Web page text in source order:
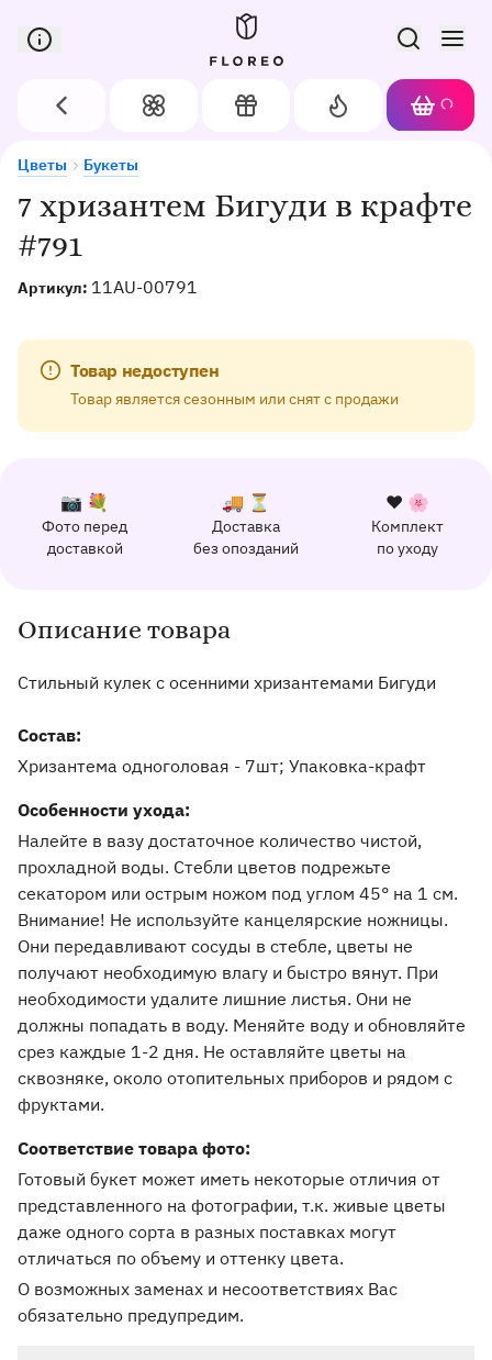
Сервис доставки цветов в Орле
Назад Цветы Подарки
Акции
Корзина
7 хризантем Бигуди в крафте
#791
Артикул: 11AU-00791
Товар недоступен
Товар является сезонным или снят с продажи
Цветы Букеты
7 хризантем Бигуди в крафте #791
Почему выбирают Флорео
К каждому заказу прилагается:
Фото перед
доставкой
📷 💐
Доставка
без опозданий
🚚 ⏳
Комплект
по уходу
❤️ 🌸
Качественный сервис
162 отзыва с оценкой 5.0 ⭐
Хит
Информация о товаре и оказываемых услугах
Описание товара
Стильный кулек с осенними хризантемами Бигуди
Состав:
Хризантема одноголовая - 7шт; Упаковка-крафт
Особенности ухода:
Налейте в вазу достаточное количество чистой,
прохладной воды. Стебли цветов подрежьте
секатором или острым ножом под углом 45° на 1 см.
Внимание! Не используйте канцелярские ножницы.
Они передавливают сосуды в стебле, цветы не
получают необходимую влагу и быстро вянут. При
необходимости удалите лишние листья. Они не
должны попадать в воду. Меняйте воду и обновляйте
срез каждые 1-2 дня. Не оставляйте цветы на
сквозняке, около отопительных приборов и рядом с
фруктами.
Соответствие товара фото:
Готовый букет может иметь некоторые отличия от
представленного на фотографии, т.к. живые цветы
даже одного сорта в разных поставках могут
отличаться по объему и оттенку цвета.
О возможных заменах и несоответствиях Вас
обязательно предупредим.